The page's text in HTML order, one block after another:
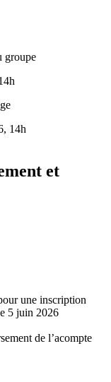
14h
et
une inscription
5 juin 2026
de l’acompte